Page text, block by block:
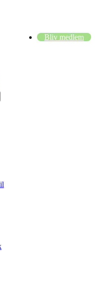
Bliv medlem